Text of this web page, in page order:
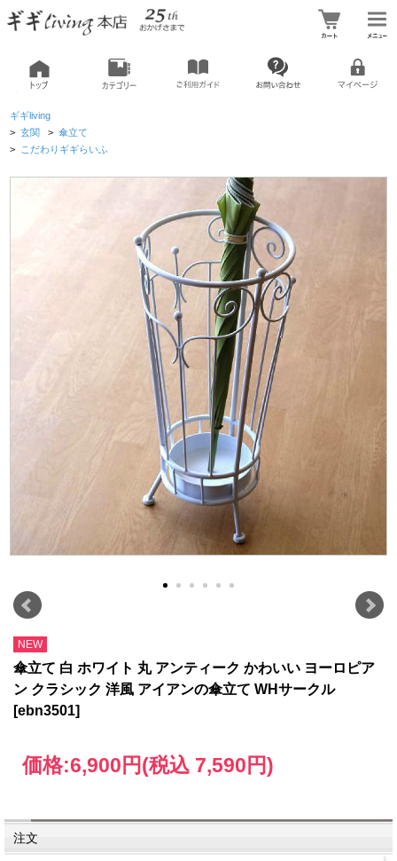
ギギliving
> 玄関 > 傘立て
> こだわりギギらいふ
NEW
傘立て 白 ホワイト 丸 アンティーク かわいい ヨーロピア
ン クラシック 洋風 アイアンの傘立て WHサークル
[ebn3501]
価格:6,900円(税込 7,590円)
注文